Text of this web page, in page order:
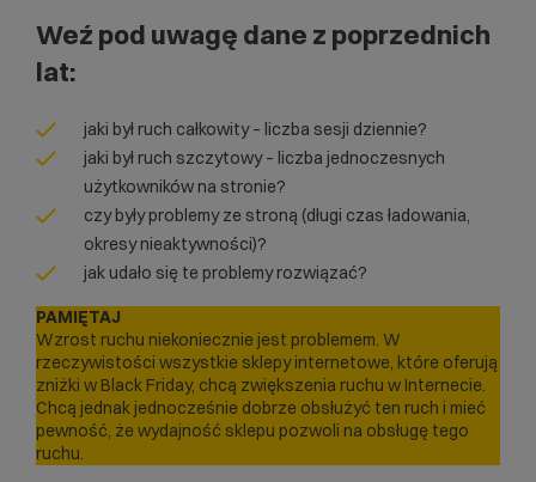
Weź pod uwagę dane z poprzednich
lat:
jaki był ruch całkowity – liczba sesji dziennie?
jaki był ruch szczytowy – liczba jednoczesnych
użytkowników na stronie?
czy były problemy ze stroną (długi czas ładowania,
okresy nieaktywności)?
jak udało się te problemy rozwiązać?
PAMIĘTAJ
Wzrost ruchu niekoniecznie jest problemem. W
rzeczywistości wszystkie sklepy internetowe, które oferują
zniżki w Black Friday, chcą zwiększenia ruchu w Internecie.
Chcą jednak jednocześnie dobrze obsłużyć ten ruch i mieć
pewność, że wydajność sklepu pozwoli na obsługę tego
ruchu.